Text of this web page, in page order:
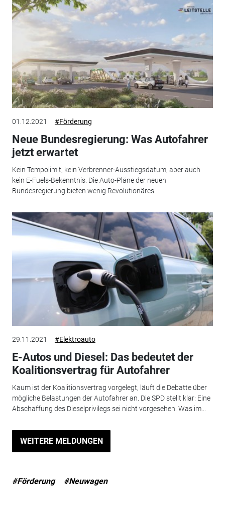
01.12.2021 #Förderung
Neue Bundesregierung: Was Autofahrer
jetzt erwartet
Kein Tempolimit, kein Verbrenner-Ausstiegsdatum, aber auch
kein E-Fuels-Bekenntnis. Die Auto-Pläne der neuen
Bundesregierung bieten wenig Revolutionäres.
29.11.2021 #Elektroauto
E-Autos und Diesel: Das bedeutet der
Koalitionsvertrag für Autofahrer
Kaum ist der Koalitionsvertrag vorgelegt, läuft die Debatte über
mögliche Belastungen der Autofahrer an. Die SPD stellt klar: Eine
Abschaffung des Dieselprivilegs sei nicht vorgesehen. Was im...
WEITERE MELDUNGEN
#Förderung #Neuwagen